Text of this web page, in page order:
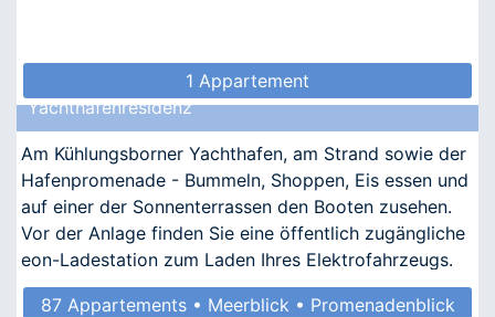
1 Appartement
Yachthafenresidenz
Am Kühlungsborner Yachthafen, am Strand sowie der
Hafenpromenade - Bummeln, Shoppen, Eis essen und
auf einer der Sonnenterrassen den Booten zusehen.
Vor der Anlage finden Sie eine öffentlich zugängliche
eon-Ladestation zum Laden Ihres Elektrofahrzeugs.
87 Appartements • Meerblick • Promenadenblick